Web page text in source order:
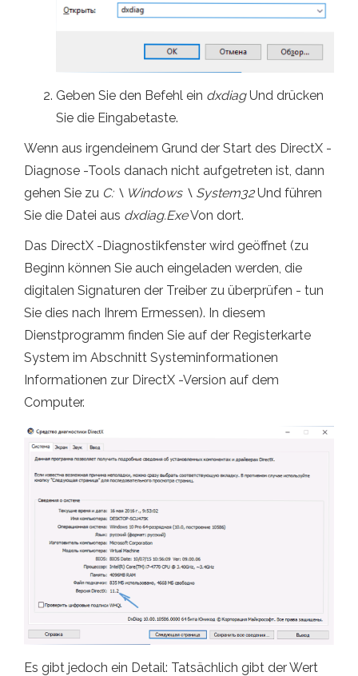
Geben Sie den Befehl ein dxdiagUnd drücken
Sie die Eingabetaste.
Wenn aus irgendeinem Grund der Start des DirectX -
Diagnose -Tools danach nicht aufgetreten ist, dann
gehen Sie zu C: \ Windows \ System32Und führen
Sie die Datei aus dxdiag.ExeVon dort.
Das DirectX -Diagnostikfenster wird geöffnet (zu
Beginn können Sie auch eingeladen werden, die
digitalen Signaturen der Treiber zu überprüfen - tun
Sie dies nach Ihrem Ermessen). In diesem
Dienstprogramm finden Sie auf der Registerkarte
System im Abschnitt Systeminformationen
Informationen zur DirectX -Version auf dem
Computer.
Es gibt jedoch ein Detail: Tatsächlich gibt der Wert